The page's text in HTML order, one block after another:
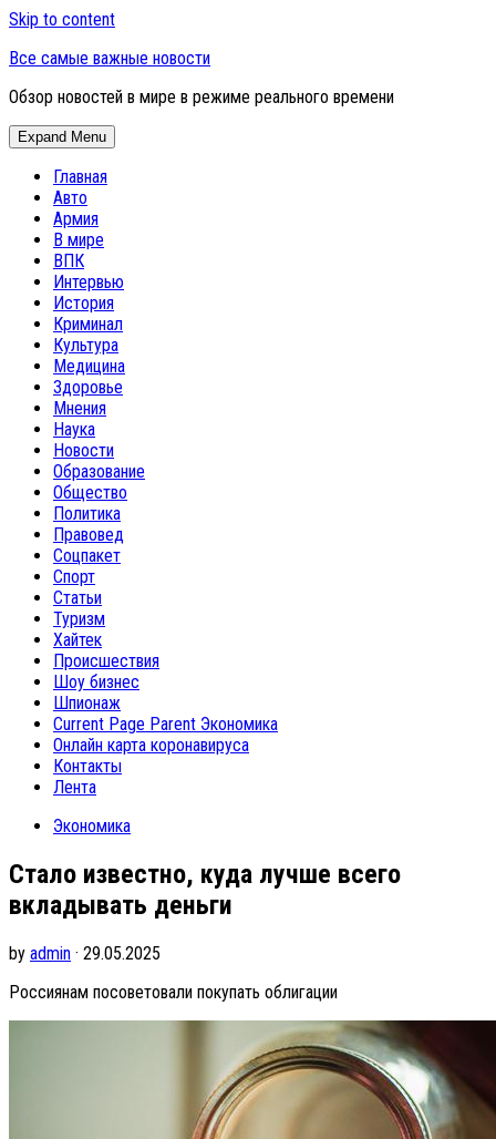
Skip to content
Все самые важные новости
Обзор новостей в мире в режиме реального времени
Expand Menu
Главная
Авто
Армия
В мире
ВПК
Интервью
История
Криминал
Культура
Медицина
Здоровье
Мнения
Наука
Новости
Образование
Общество
Политика
Правовед
Соцпакет
Спорт
Статьи
Туризм
Хайтек
Происшествия
Шоу бизнес
Шпионаж
Current Page Parent Экономика
Онлайн карта коронавируса
Контакты
Лента
Экономика
Стало известно, куда лучше всего
вкладывать деньги
by admin · 29.05.2025
Россиянам посоветовали покупать облигации